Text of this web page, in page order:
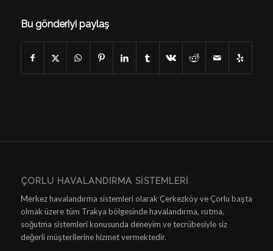
Bu gönderiyi paylaş
ÇORLU HAVALANDIRMA SISTEMLERI
Merkez havalandırma sistemleri olarak Çerkezköy ve Çorlu başta
olmak üzere tüm Trakya bölgesinde havalandırma, ısıtma,
soğutma sistemleri konusunda deneyim ve tecrübesiyle siz
değerli müşterilerine hizmet vermektedir.